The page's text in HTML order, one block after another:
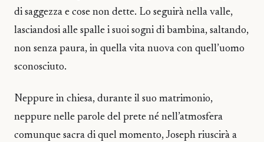
di saggezza e cose non dette. Lo seguirà nella valle,
lasciandosi alle spalle i suoi sogni di bambina, saltando,
non senza paura, in quella vita nuova con quell’uomo
sconosciuto.
Neppure in chiesa, durante il suo matrimonio,
neppure nelle parole del prete né nell’atmosfera
comunque sacra di quel momento, Joseph riuscirà a